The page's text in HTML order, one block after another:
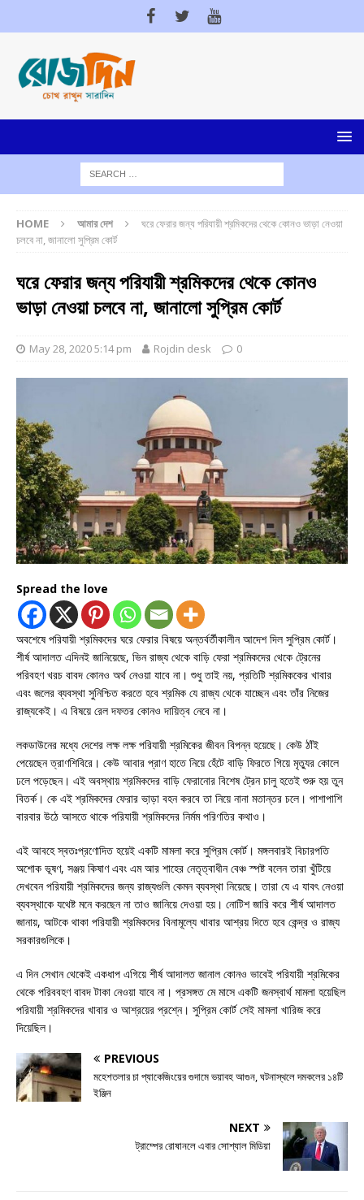
HOME আমার দেশ
ঘরে ফেরার জন্য পরিযায়ী শ্রমিকদের থেকে কোনও ভাড়া নেওয়া
চলবে না, জানালো সুপ্রিম কোর্ট
ঘরে ফেরার জন্য পরিযায়ী শ্রমিকদের থেকে কোনও
ভাড়া নেওয়া চলবে না, জানালো সুপ্রিম কোর্ট
May 28, 2020 5:14 pm Rojdin desk 0
Spread the love
অবশেষে পরিযায়ী শ্রমিকদের ঘরে ফেরার বিষয়ে অন্তর্বর্তীকালীন আদেশ দিল সুপ্রিম কোর্ট।
শীর্ষ আদালত এদিনই জানিয়েছে, ভিন রাজ্য থেকে বাড়ি ফেরা শ্রমিকদের থেকে ট্রেনের
পরিবহণ খরচ বাবদ কোনও অর্থ নেওয়া যাবে না। শুধু তাই নয়, প্রতিটি শ্রমিককের খাবার
এবং জলের ব্যবস্থা সুনিশ্চিত করতে হবে শ্রমিক যে রাজ্য থেকে যাচ্ছেন এবং তাঁর নিজের
রাজ্যকেই। এ বিষয়ে রেল দফতর কোনও দায়িত্ব নেবে না।
লকডাউনের মধ্যে দেশের লক্ষ লক্ষ পরিযায়ী শ্রমিকের জীবন বিপন্ন হয়েছে। কেউ ঠাঁই
পেয়েছেন ত্রাণশিবিরে। কেউ আবার প্রাণ হাতে নিয়ে হেঁটে বাড়ি ফিরতে গিয়ে মৃত্যুর কোলে
ঢলে পড়েছেন। এই অবস্থায় শ্রমিকদের বাড়ি ফেরানোর বিশেষ ট্রেন চালু হতেই শুরু হয় তুন
বিতর্ক। কে এই শ্রমিকদের ফেরার ভা়‌ড়া বহন করবে তা নিয়ে নানা মতান্তর চলে। পাশাপাশি
বারবার উঠে আসতে থাকে পরিযায়ী শ্রমিকদের নির্মম পরিণতির কথাও।
এই আবহে স্বতঃপ্রণোদিত হয়েই একটি মামলা করে সুপ্রিম কোর্ট। মঙ্গলবারই বিচারপতি
অশোক ভূষণ, সঞ্জয় কিষাণ এবং এম আর শাহের নেতৃত্বাধীন বেঞ্চ স্পষ্ট বলেন তারা খুঁটিয়ে
দেখবেন পরিযায়ী শ্রমিকদের জন্য রাজ্যগুলি কেমন ব্যবস্থা নিয়েছে। তারা যে এ যাবৎ নেওয়া
ব্যবস্থাকে যথেষ্ট মনে করছেন না তাও জানিয়ে দেওয়া হয়। নোটিশ জারি করে শীর্ষ আদালত
জানায়, আটকে থাকা পরিযায়ী শ্রমিকদের বিনামূল্যে খাবার আশ্রয় দিতে হবে কেন্দ্র ও রাজ্য
সরকারগুলিকে।
এ দিন সেখান থেকেই একধাপ এগিয়ে শীর্ষ আদালত জানাল কোনও ভাবেই পরিযায়ী শ্রমিকের
থেকে পরিববহণ বাবদ টাকা নেওয়া যাবে না। প্রসঙ্গত মে মাসে একটি জনস্বার্থ মামলা হয়েছিল
পরিযায়ী শ্রমিকদের খাবার ও আশ্রয়ের প্রশ্নে। সুপ্রিম কোর্ট সেই মামলা খারিজ করে
দিয়েছিল।
PREVIOUS
মহেশতলার চা প্যাকেজিংয়ের গুদামে ভয়াবহ আগুন, ঘটনাস্থলে দমকলের ১৪টি
ইঞ্জিন
NEXT
ট্রাম্পের রোষানলে এবার সোশ্যাল মিডিয়া